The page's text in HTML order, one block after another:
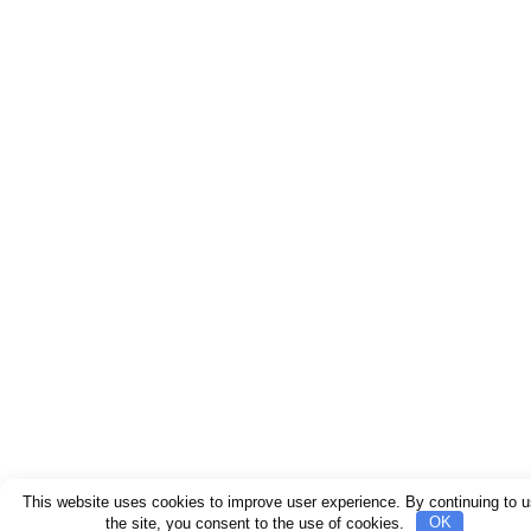
This website uses cookies to improve user experience. By continuing to
the site, you consent to the use of cookies.
OK